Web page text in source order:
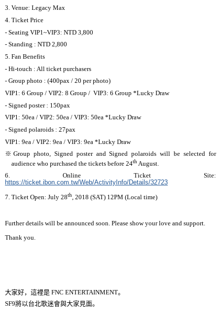
3. Venue: Legacy Max
4. Ticket Price
- Seating VIP1~VIP3: NTD 3,800
- Standing : NTD 2,800
5. Fan Benefits
- Hi-touch : All ticket purchasers
- Group photo : (400pax / 20 per photo)
VIP1: 6 Group / VIP2: 8 Group / VIP3: 6 Group *Lucky Draw
- Signed poster : 150pax
VIP1: 50ea / VIP2: 50ea / VIP3: 50ea *Lucky Draw
- Signed polaroids : 27pax
VIP1: 9ea / VIP2: 9ea / VIP3: 9ea *Lucky Draw
※ Group photo, Signed poster and Signed polaroids will be selected for
audience who purchased the tickets before 24th August.
6. Online Ticket Site:
https://ticket.ibon.com.tw/Web/ActivityInfo/Details/32723
7. Ticket Open: July 28th, 2018 (SAT) 12PM (Local time)
Further details will be announced soon. Please show your love and support.
Thank you.
大家好，這裡是 FNC ENTERTAINMENT。
SF9將以台北歌迷會與大家見面。